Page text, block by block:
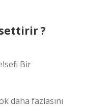
?
Bir
daha fazlasını